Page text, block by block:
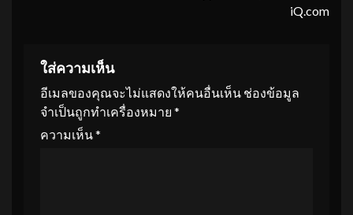
iQ.com
ใส่ความเห็น
อีเมลของคุณจะไม่แสดงให้คนอื่นเห็น ช่องข้อมูล
จำเป็นถูกทำเครื่องหมาย *
ความเห็น*